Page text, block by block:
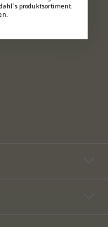
og brugsværdi.
hver dag!
produktsortiment.